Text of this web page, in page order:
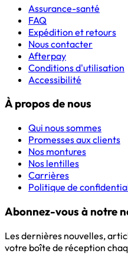
Assurance-santé
FAQ
Expédition et retours
Nous contacter
Afterpay
Conditions d'utilisation
Accessibilité
À propos de nous
Qui nous sommes
Promesses aux clients
Nos montures
Nos lentilles
Carrières
Politique de
Abonnez-vous à notre
Les dernières nouvelles,
votre boîte de réception